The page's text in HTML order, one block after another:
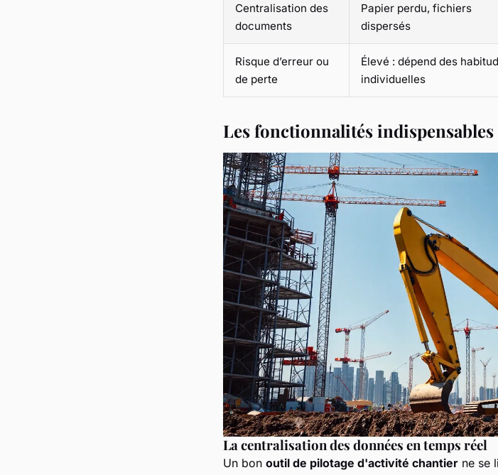
Centralisation des
documents
Papier perdu, fichiers
dispersés
Risque d’erreur ou
de perte
Élevé : dépend des
individuelles
Les fonctionnalités
La centralisation des données en temps réel
Un bon outil de pilotage d'activité chantier ne se